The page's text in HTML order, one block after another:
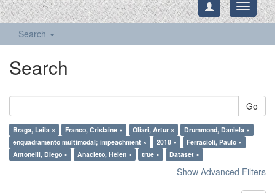
Toggle
Search
Search
Go
Braga, Leila × Franco, Crislaine × Oliari, Artur ×
Drummond, Daniela ×
enquadramento multimodal; impeachment ×
2018 ×
Ferracioli, Paulo ×
Antonelli, Diego ×
Anacleto, Helen × true × Dataset ×
Show Advanced Filters